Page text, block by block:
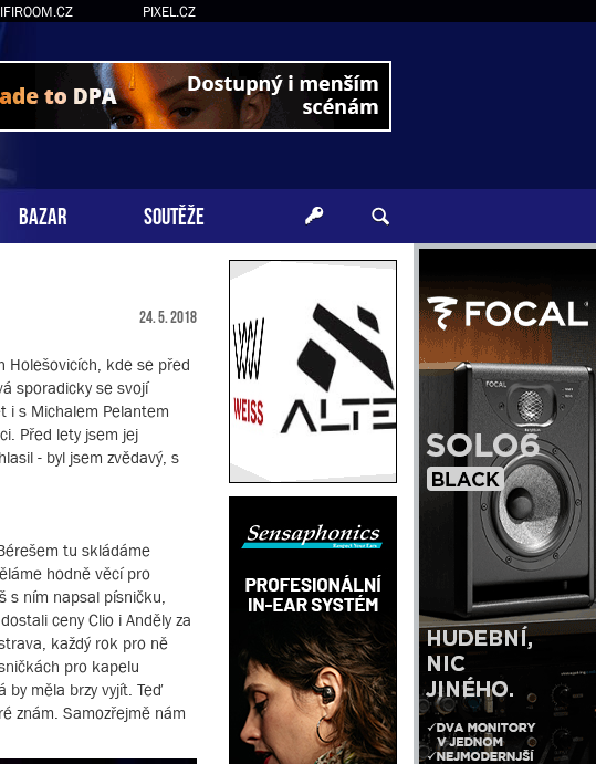
PIXEL.CZ
BAZAR SOUTĚŽE
24. 5. 2018
Holešovicích, kde se před
sporadicky se svojí
i s Michalem Pelantem
Před lety jsem jej
- byl jsem zvědavý, s
tu skládáme
hodně věcí pro
s ním napsal písničku,
ceny Clio i Anděly za
každý rok pro ně
pro kapelu
měla brzy vyjít. Teď
znám. Samozřejmě nám